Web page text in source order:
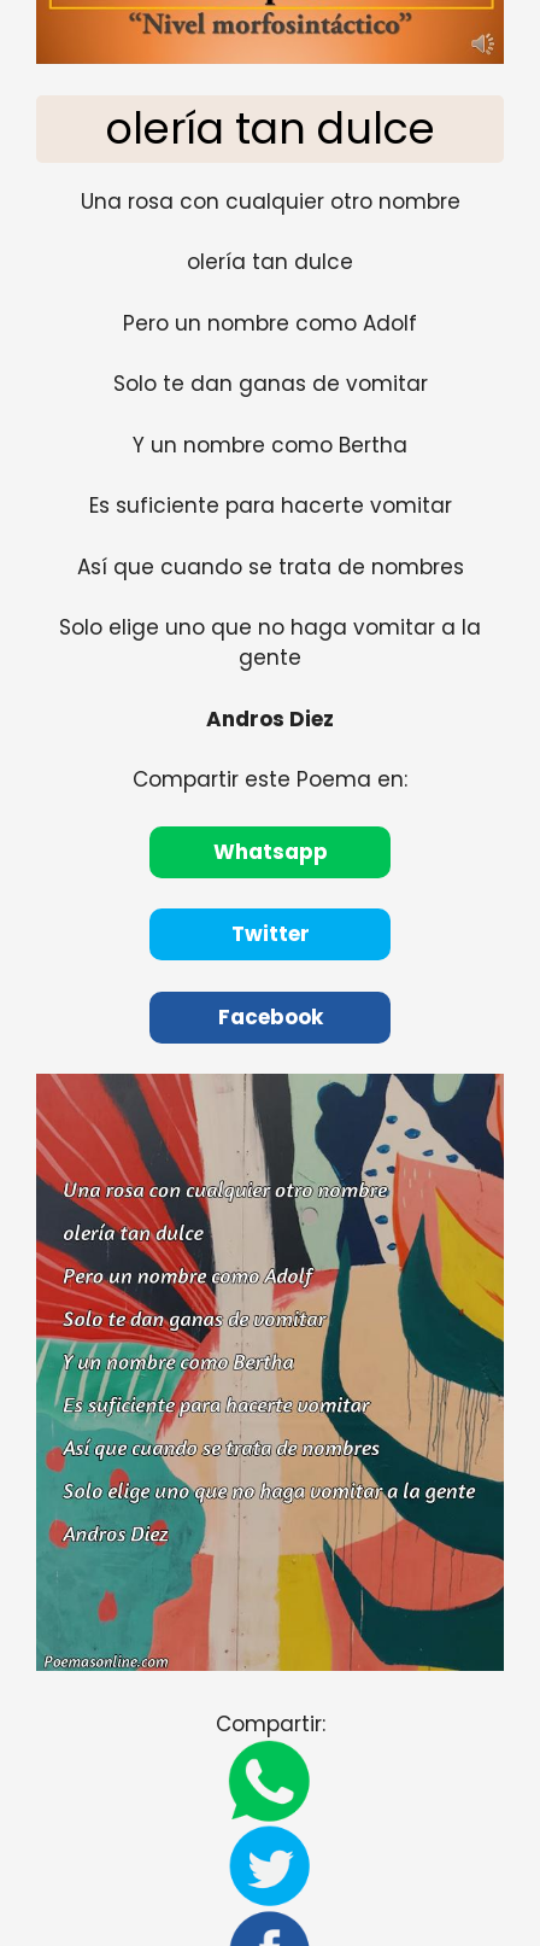
olería tan dulce
Una rosa con cualquier otro nombre
olería tan dulce
Pero un nombre como Adolf
Solo te dan ganas de vomitar
Y un nombre como Bertha
Es suficiente para hacerte vomitar
Así que cuando se trata de nombres
Solo elige uno que no haga vomitar a la
gente
Andros Diez
Compartir este Poema en:
Whatsapp
Twitter
Facebook
Compartir: